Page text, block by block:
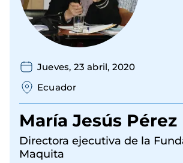
Jueves, 23 abril, 2020
Ecuador
María Jesús
Directora ejecutiva de la
Maquita